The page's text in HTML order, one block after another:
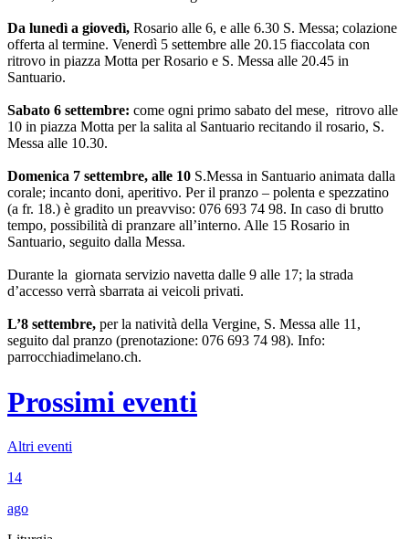
Da lunedì a giovedì, Rosario alle 6, e alle 6.30 S. Messa; colazione
offerta al termine. Venerdì 5 settembre alle 20.15 fiaccolata con
ritrovo in piazza Motta per Rosario e S. Messa alle 20.45 in
Santuario.
Sabato 6 settembre: come ogni primo sabato del mese, ritrovo alle
10 in piazza Motta per la salita al Santuario recitando il rosario, S.
Messa alle 10.30.
Domenica 7 settembre, alle 10 S.Messa in Santuario animata dalla
corale; incanto doni, aperitivo. Per il pranzo – polenta e spezzatino
(a fr. 18.) è gradito un preavviso: 076 693 74 98. In caso di brutto
tempo, possibilità di pranzare all’interno. Alle 15 Rosario in
Santuario, seguito dalla Messa.
Durante la giornata servizio navetta dalle 9 alle 17; la strada
d’accesso verrà sbarrata ai veicoli privati.
L’8 settembre, per la natività della Vergine, S. Messa alle 11,
seguito dal pranzo (prenotazione: 076 693 74 98). Info:
parrocchiadimelano.ch.
Prossimi eventi
Altri eventi
14
ago